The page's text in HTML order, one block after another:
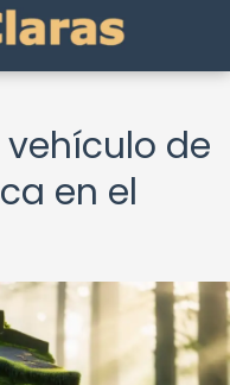
de
en el